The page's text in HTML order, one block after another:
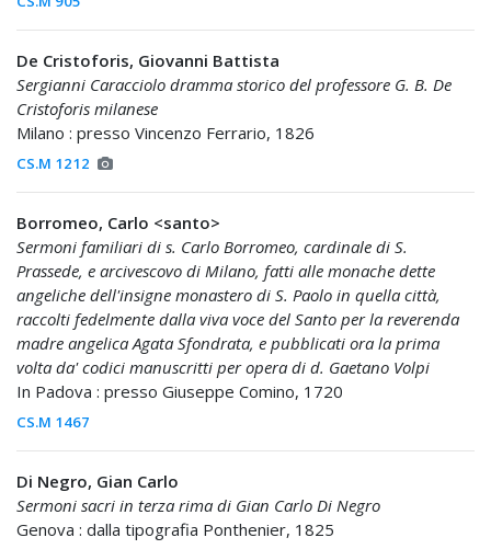
De Cristoforis, Giovanni Battista
Sergianni Caracciolo dramma storico del professore G. B. De
Cristoforis milanese
Milano : presso Vincenzo Ferrario, 1826
CS.M 1212
Borromeo, Carlo <santo>
Sermoni familiari di s. Carlo Borromeo, cardinale di S.
Prassede, e arcivescovo di Milano, fatti alle monache dette
angeliche dell'insigne monastero di S. Paolo in quella città,
raccolti fedelmente dalla viva voce del Santo per la reverenda
madre angelica Agata Sfondrata, e pubblicati ora la prima
volta da' codici manuscritti per opera di d. Gaetano Volpi
In Padova : presso Giuseppe Comino, 1720
CS.M 1467
Di Negro, Gian Carlo
Sermoni sacri in terza rima di Gian Carlo Di Negro
Genova : dalla tipografia Ponthenier, 1825